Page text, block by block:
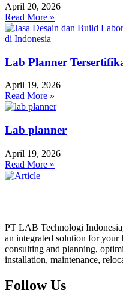
April 20, 2026
Read More »
Lab Planner
April 19, 2026
Read More »
Lab planner
April 19, 2026
Read More »
PT LAB Technologi
an integrated solution for your
consulting and planning,
installation, maintenance,
Follow Us